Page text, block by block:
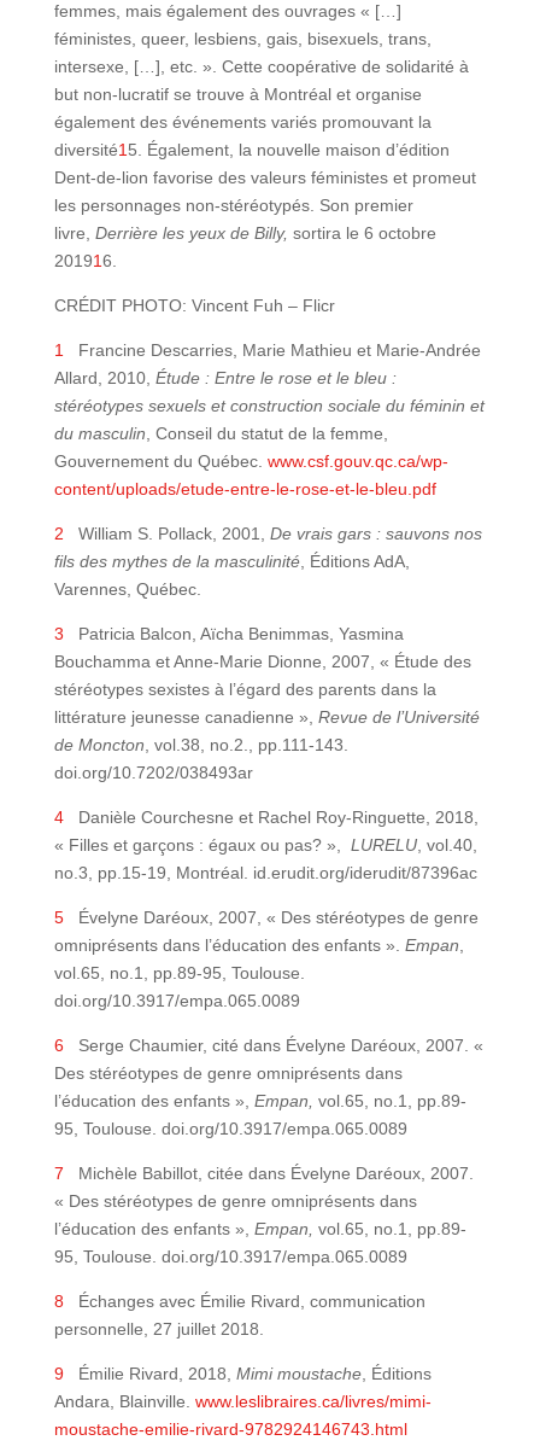
femmes, mais également des ouvrages « […]
féministes, queer, lesbiens, gais, bisexuels, trans,
intersexe, […], etc. ». Cette coopérative de solidarité à
but non-lucratif se trouve à Montréal et organise
également des événements variés promouvant la
diversité1 5. Également, la nouvelle maison d’édition
Dent-de-lion favorise des valeurs féministes et promeut
les personnages non-stéréotypés. Son premier
livre, Derrière les yeux de Billy, sortira le 6 octobre
201916.
CRÉDIT PHOTO: Vincent Fuh – Flicr
1
Francine Descarries, Marie Mathieu et Marie-Andrée
Allard, 2010, Étude : Entre le rose et le bleu :
stéréotypes sexuels et construction sociale du féminin et
du masculin , Conseil du statut de la femme,
Gouvernement du Québec. www.csf.gouv.qc.ca/wp-
content/uploads/etude-entre-le-rose-et-le-bleu.pdf
2 William S. Pollack, 2001, De vrais gars : sauvons nos
fils des mythes de la masculinité, Éditions AdA,
Varennes, Québec.
3 Patricia Balcon, Aïcha Benimmas, Yasmina
Bouchamma et Anne-Marie Dionne, 2007, « Étude des
stéréotypes sexistes à l’égard des parents dans la
littérature jeunesse canadienne », Revue de l’Université
de Moncton , vol.38, no.2., pp.111-143.
doi.org/10.7202/038493ar
4Danièle Courchesne et Rachel Roy-Ringuette, 2018,
« Filles et garçons : égaux ou pas? »,
LURELU, vol.40,
no.3, pp.15-19, Montréal. id.erudit.org/iderudit/87396ac
5Évelyne Daréoux, 2007, « Des stéréotypes de genre
omniprésents dans l’éducation des enfants ». Empan
vol.65, no.1, pp.89-95, Toulouse.
doi.org/10.3917/empa.065.0089
6Serge Chaumier, cité dans Évelyne Daréoux, 2007. «
Des stéréotypes de genre omniprésents dans
l’éducation des enfants », Empan, vol.65, no.1, pp.89-
95, Toulouse. doi.org/10.3917/empa.065.0089
7 Michèle Babillot, citée dans Évelyne Daréoux, 2007.
« Des stéréotypes de genre omniprésents dans
l’éducation des enfants », Empan, vol.65, no.1, pp.89-
95, Toulouse. doi.org/10.3917/empa.065.0089
8 Échanges avec Émilie Rivard, communication
personnelle, 27 juillet 2018.
9Émilie Rivard, 2018, Mimi moustache, Éditions
Andara, Blainville. www.leslibraires.ca/livres/mimi-
moustache-emilie-rivard-9782924146743.html